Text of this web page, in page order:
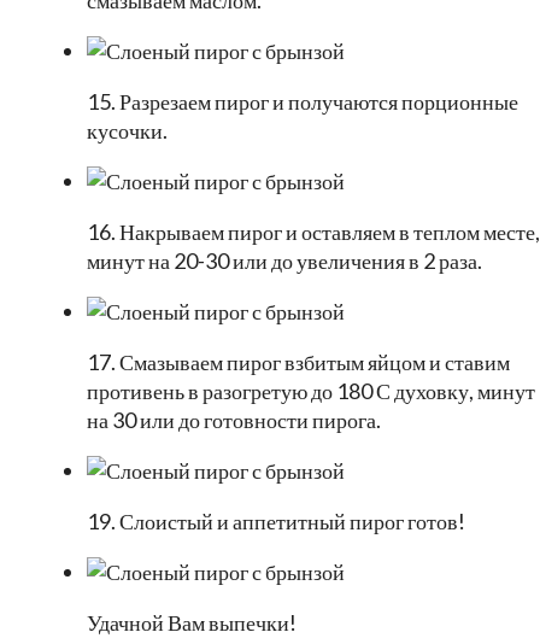
15. Разрезаем пирог и получаются порционные
кусочки.
16. Накрываем пирог и оставляем в теплом месте,
минут на 20-30 или до увеличения в 2 раза.
17. Смазываем пирог взбитым яйцом и ставим
противень в разогретую до 180 С духовку, минут
на 30 или до готовности пирога.
19. Слоистый и аппетитный пирог готов!
Удачной Вам выпечки!